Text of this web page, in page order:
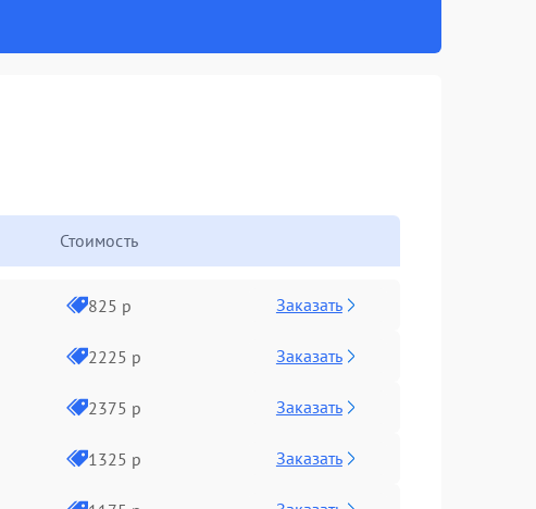
Стоимость
825 р Заказать
2225 р Заказать
2375 р Заказать
1325 р Заказать